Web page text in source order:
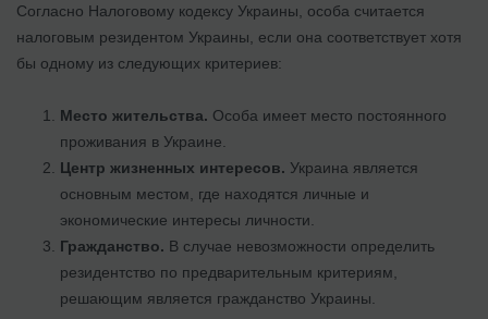
Согласно Налоговому кодексу Украины, особа считается
налоговым резидентом Украины, если она соответствует хотя
бы одному из следующих критериев:
Место жительства. Особа имеет место постоянного
проживания в Украине.
Центр жизненных интересов. Украина является
основным местом, где находятся личные и
экономические интересы личности.
Гражданство. В случае невозможности определить
резидентство по предварительным критериям,
решающим является гражданство Украины.